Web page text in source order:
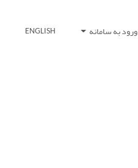
ورود به سامانه ENGLISH